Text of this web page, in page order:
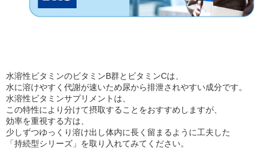
水溶性ビタミンのビタミンB群とビタミンCは、
水に溶けやすく代謝が速いため尿から排泄されやすい成分です。
水溶性ビタミンサプリメントは、
この特性により分けて摂取することをおすすめしますが、
効率を重視する方は、
少しずつゆっくり溶け出し体内に長く留まるように工夫した
「持続型シリーズ」を取り入れてみてください。